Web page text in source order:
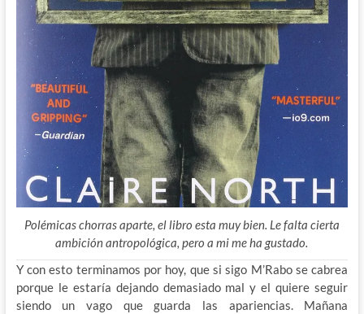
Polémicas chorras aparte, el libro esta muy bien. Le falta cierta
ambición antropológica, pero a mi me ha gustado.
Y con esto terminamos por hoy, que si sigo M’Rabo se cabrea
porque le estaría dejando demasiado mal y el quiere seguir
siendo un vago que guarda las apariencias. Mañana